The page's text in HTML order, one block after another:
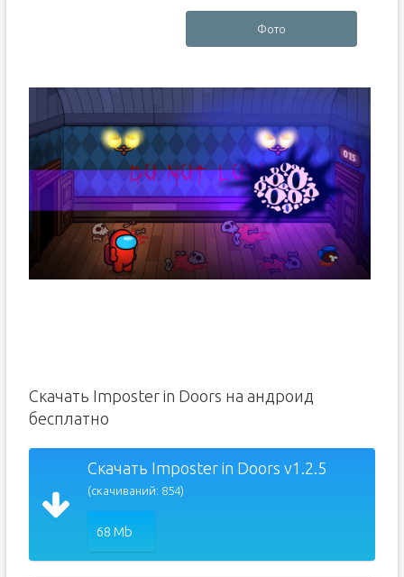
Фото
Скачать Imposter in Doors на андроид
бесплатно
Скачать Imposter in Doors v1.2.5
(скачиваний: 854)
68 Mb